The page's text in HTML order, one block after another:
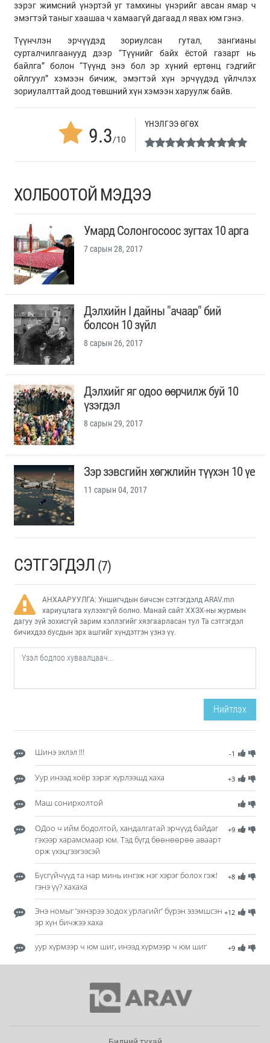
зэрэг жимсний үнэртэй уг тамхины үнэрийг авсан ямар ч
эмэгтэй таныг хаашаа ч хамаагүй дагаад л явах юм гэнэ.
Түүнчлэн эрчүүдэд зориулсан гутал, зангианы
сурталчилгаанууд дээр “Түүнийг байх ёстой газарт нь
байлга” болон “Түүнд энэ бол эр хүний ертөнц гэдгийг
ойлгуул” хэмээн бичиж, эмэгтэй хүн эрчүүдэд үйлчлэх
зориулалттай доод төвшний хүн хэмээн харуулж байв.
9.3/10
ҮНЭЛГЭЭ ӨГӨХ
ХОЛБООТОЙ МЭДЭЭ
Умард Солонгосоос зугтах 10 арга
7 сарын 28, 2017
Дэлхийн I дайны "ачаар" бий
болсон 10 зүйл
8 сарын 26, 2017
Дэлхийг яг одоо өөрчилж буй 10
үзэгдэл
8 сарын 29, 2017
Зэр зэвсгийн хөгжлийн түүхэн 10 үе
11 сарын 04, 2017
СЭТГЭГДЭЛ (7)
АНХААРУУЛГА: Уншигчдын бичсэн сэтгэгдэлд ARAV.mn
хариуцлага хүлээхгүй болно. Манай сайт ХХЗХ-ны журмын
дагуу зүй зохисгүй зарим хэллэгийг хязгаарласан тул Та сэтгэгдэл
бичихдээ бусдын эрх ашгийг хүндэтгэн үзнэ үү.
Нийтлэх
-1
Шинэ эхлэл !!!
+3
Уур инээд хоёр зэрэг хүрлээшд хаха
Маш сонирхолтой
+9
ОДоо ч ийм бодолтой, хандалгатай эрчүүд байдаг
гэхээр харамсмаар юм. Тэд бүгд бөөнөөрөө аваарт
орж үхэцгээгээсэй
+8
Бүсгүйчүүд та нар минь ингэж нэг хэрэг болох гэж!
гэнэ үү? хахаха
+12
Энэ номыг ‘эхнэрээ зодох урлагийг’ бүрэн эзэмшсэн
эр хүн бичжээ хаха
+9
уур хүрмээр ч юм шиг, инээд хүрмээр ч юм шиг